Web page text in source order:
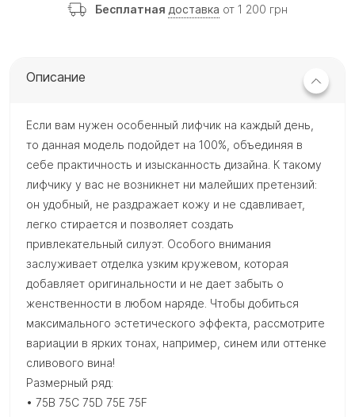
Бесплатная доставка от 1 200 грн
Описание
Если вам нужен особенный лифчик на каждый день,
то данная модель подойдет на 100%, объединяя в
себе практичность и изысканность дизайна. К такому
лифчику у вас не возникнет ни малейших претензий:
он удобный, не раздражает кожу и не сдавливает,
легко стирается и позволяет создать
привлекательный силуэт. Особого внимания
заслуживает отделка узким кружевом, которая
добавляет оригинальности и не дает забыть о
женственности в любом наряде. Чтобы добиться
максимального эстетического эффекта, рассмотрите
вариации в ярких тонах, например, синем или оттенке
сливового вина!
Размерный ряд:
• 75B 75C 75D 75E 75F